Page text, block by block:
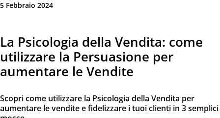
5 Febbraio 2024
La Psicologia della Vendita: come
utilizzare la Persuasione per
aumentare le Vendite
Scopri come utilizzare la Psicologia della Vendita per
aumentare le vendite e fidelizzare i tuoi clienti in 3 semplici